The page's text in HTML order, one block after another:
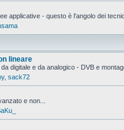
applicative - questo è l'angolo dei
lineare
digitale e da analogico - DVB e
, sack72
e non...